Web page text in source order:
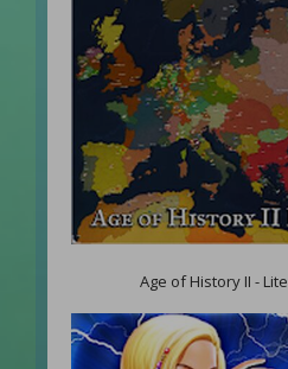
Age of History II - Lite